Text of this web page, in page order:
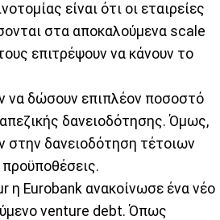
είναι ότι οι εταιρείες
στα αποκαλούμενα scale
επιτρέψουν να κάνουν το
να δώσουν επιπλέον ποσοστό
δανειοδότησης. Όμως,
στην δανειοδότηση τέτοιων
η Eurobank ανακοίνωσε ένα νέο
venture debt. Όπως